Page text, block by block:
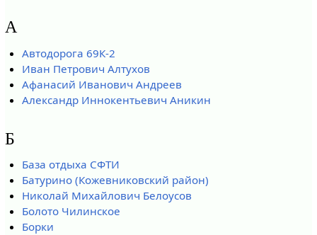
А
Автодорога 69К-2
Иван Петрович Алтухов
Афанасий Иванович Андреев
Александр Иннокентьевич Аникин
Б
База отдыха СФТИ
Батурино (Кожевниковский район)
Николай Михайлович Белоусов
Болото Чилинское
Борки